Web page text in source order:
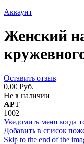
Аккаунт
Женский
Оставить отзыв
0,00 Руб.
Не в наличии
АРТ
1002
Уведомить меня когда
Добавить в список
Skip to the end of the